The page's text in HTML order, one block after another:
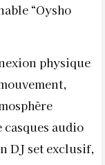
“Oysho
physique
audio
DJ set exclusif,